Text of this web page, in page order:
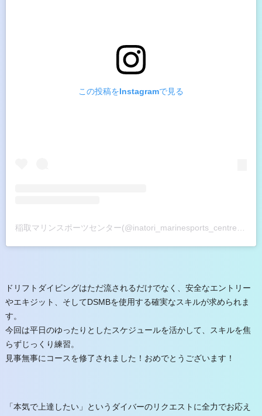
この投稿をInstagramで見る
ドリフトダイビングはただ流されるだけでなく、安全なエントリー
やエキジット、そしてDSMBを使用する確実なスキルが求められま
す。
今回は平日のゆったりとしたスケジュールを活かして、スキルを焦
らずじっくり練習。
見事無事にコースを修了されました！おめでとうございます！
「本気で上達したい」というダイバーのリクエスト に全力でお応え